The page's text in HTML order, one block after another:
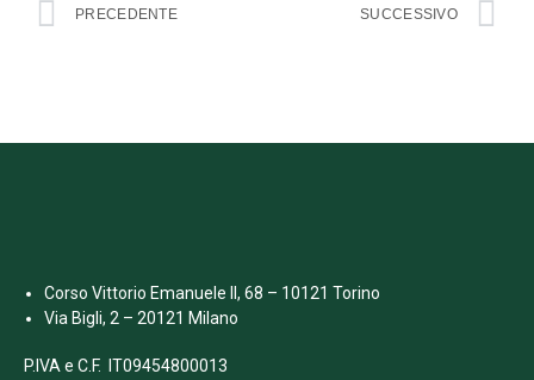
PRECEDENTE SUCCESSIVO
Corso Vittorio Emanuele II, 68 – 10121 Torino
Via Bigli, 2 – 20121 Milano
P.IVA e C.F. IT09454800013